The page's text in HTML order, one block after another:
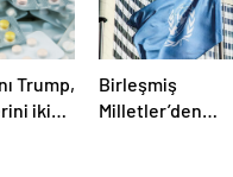
Trump,
iki
Birleşmiş
Milletler’den